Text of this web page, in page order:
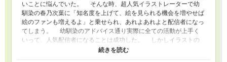
いことに悩んでいた。 そんな時、超人気イラストレーターで幼
馴染の春乃次葉に「知名度を上げて、絵を見られる機会を増やせば
絵のファンも増えるよ」と乗せられ、あれよあれよと配信者になっ
てしまう。 幼馴染のアドバイス通り実際に全ての活動が上手く
いって、人気配信者になることは成功した。 しかしイラストの
ファンを獲得することだけは叶わず。何ならイラストレーターとし
て認知される事すらなかった。 「私は天才イラストレーター